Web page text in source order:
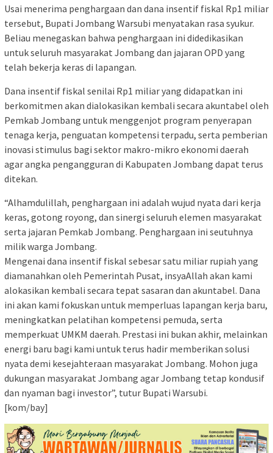
Usai menerima penghargaan dan dana insentif fiskal Rp1 miliar
tersebut, Bupati Jombang Warsubi menyatakan rasa syukur.
Beliau menegaskan bahwa penghargaan ini didedikasikan
untuk seluruh masyarakat Jombang dan jajaran OPD yang
telah bekerja keras di lapangan.
Dana insentif fiskal senilai Rp1 miliar yang didapatkan ini
berkomitmen akan dialokasikan kembali secara akuntabel oleh
Pemkab Jombang untuk menggenjot program penyerapan
tenaga kerja, penguatan kompetensi terpadu, serta pemberian
inovasi stimulus bagi sektor makro-mikro ekonomi daerah
agar angka pengangguran di Kabupaten Jombang dapat terus
ditekan.
“Alhamdulillah, penghargaan ini adalah wujud nyata dari kerja
keras, gotong royong, dan sinergi seluruh elemen masyarakat
serta jajaran Pemkab Jombang. Penghargaan ini seutuhnya
milik warga Jombang.
Mengenai dana insentif fiskal sebesar satu miliar rupiah yang
diamanahkan oleh Pemerintah Pusat, insyaAllah akan kami
alokasikan kembali secara tepat sasaran dan akuntabel. Dana
ini akan kami fokuskan untuk memperluas lapangan kerja baru,
meningkatkan pelatihan kompetensi pemuda, serta
memperkuat UMKM daerah. Prestasi ini bukan akhir, melainkan
energi baru bagi kami untuk terus hadir memberikan solusi
nyata demi kesejahteraan masyarakat Jombang. Mohon juga
dukungan masyarakat Jombang agar Jombang tetap kondusif
dan nyaman bagi investor”, tutur Bupati Warsubi.
[kom/bay]